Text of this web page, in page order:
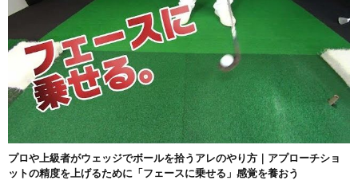
プロや上級者がウェッジでボールを拾うアレのやり方｜アプローチショ
ットの精度を上げるために「フェースに乗せる」感覚を養おう